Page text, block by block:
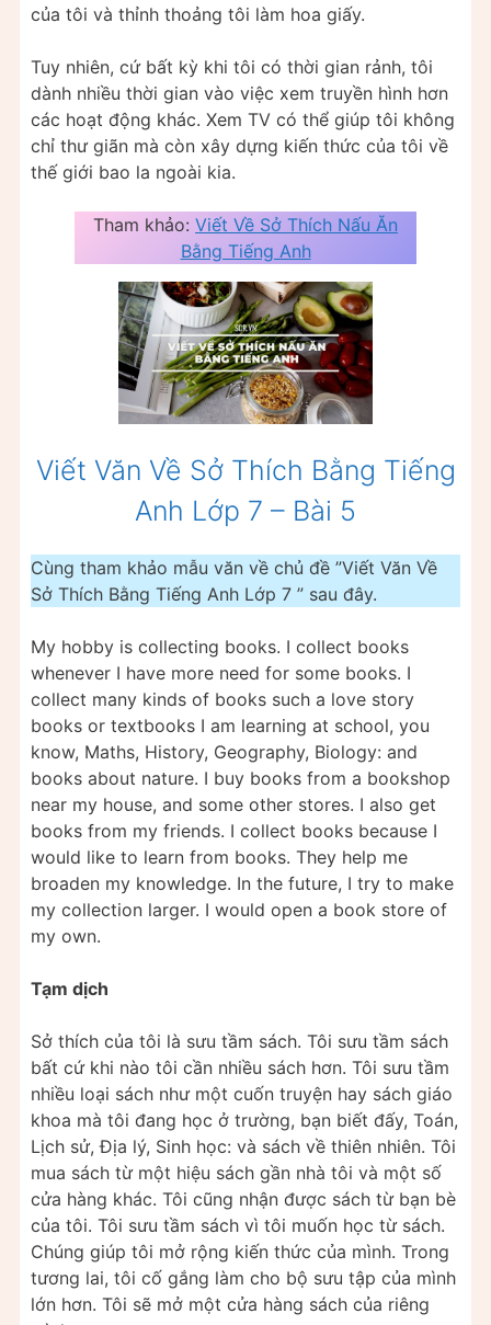
của tôi và thỉnh thoảng tôi làm hoa giấy.
Tuy nhiên, cứ bất kỳ khi tôi có thời gian rảnh, tôi
dành nhiều thời gian vào việc xem truyền hình hơn
các hoạt động khác. Xem TV có thể giúp tôi không
chỉ thư giãn mà còn xây dựng kiến thức của tôi về
thế giới bao la ngoài kia.
Tham khảo: Viết Về Sở Thích Nấu Ăn
Bằng Tiếng Anh
Viết Văn Về Sở Thích Bằng Tiếng
Anh Lớp 7 – Bài 5
Cùng tham khảo mẫu văn về chủ đề ”Viết Văn Về
Sở Thích Bằng Tiếng Anh Lớp 7 ” sau đây.
My hobby is collecting books. I collect books
whenever I have more need for some books. I
collect many kinds of books such a love story
books or textbooks I am learning at school, you
know, Maths, History, Geography, Biology: and
books about nature. I buy books from a bookshop
near my house, and some other stores. I also get
books from my friends. I collect books because I
would like to learn from books. They help me
broaden my knowledge. In the future, I try to make
my collection larger. I would open a book store of
my own.
Tạm dịch
Sở thích của tôi là sưu tầm sách. Tôi sưu tầm sách
bất cứ khi nào tôi cần nhiều sách hơn. Tôi sưu tầm
nhiều loại sách như một cuốn truyện hay sách giáo
khoa mà tôi đang học ở trường, bạn biết đấy, Toán,
Lịch sử, Địa lý, Sinh học: và sách về thiên nhiên. Tôi
mua sách từ một hiệu sách gần nhà tôi và một số
cửa hàng khác. Tôi cũng nhận được sách từ bạn bè
của tôi. Tôi sưu tầm sách vì tôi muốn học từ sách.
Chúng giúp tôi mở rộng kiến thức của mình. Trong
tương lai, tôi cố gắng làm cho bộ sưu tập của mình
lớn hơn. Tôi sẽ mở một cửa hàng sách của riêng